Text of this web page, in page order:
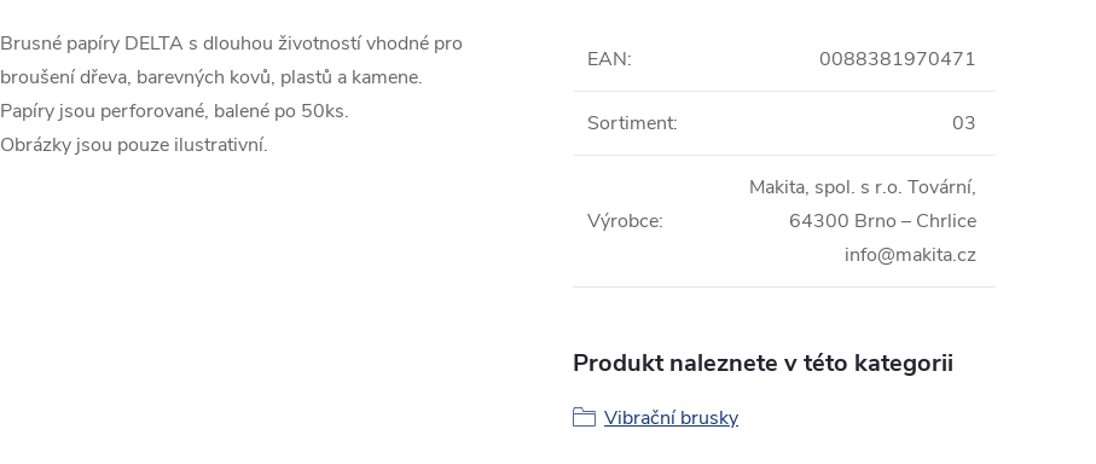
Brusné papíry DELTA s dlouhou životností vhodné pro
broušení dřeva, barevných kovů, plastů a kamene.
Papíry jsou perforované, balené po 50ks.
Obrázky jsou pouze ilustrativní.
EAN: 0088381970471
Sortiment: 03
Výrobce:
Makita, spol. s r.o. Tovární,
64300 Brno – Chrlice
info@makita.cz
Produkt naleznete v této kategorii
Vibrační brusky